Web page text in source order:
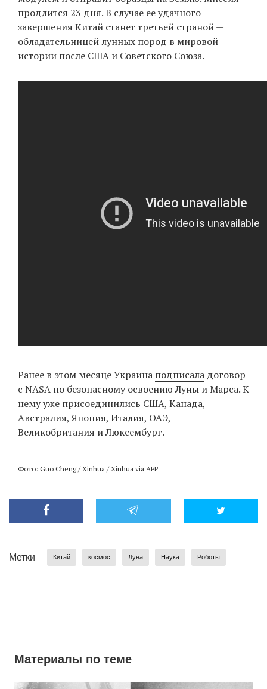
продлится 23 дня. В случае ее удачного
завершения Китай станет третьей страной —
обладательницей лунных пород в мировой
истории после США и Советского Союза.
Ранее в этом месяце Украина подписала договор
с NASA по безопасному освоению Луны и Марса. К
нему уже присоединились США, Канада,
Австралия, Япония, Италия, ОАЭ,
Великобритания и Люксембург.
Фото: Guo Cheng / Xinhua / Xinhua via AFP
Метки Китай космос Луна Наука Роботы
Материалы по теме